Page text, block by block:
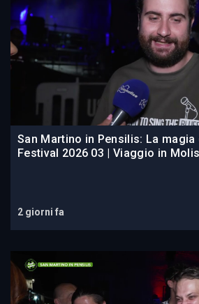
San Martino in Pensilis: La magia
Festival 2026 03 | Viaggio in
2 giorni fa